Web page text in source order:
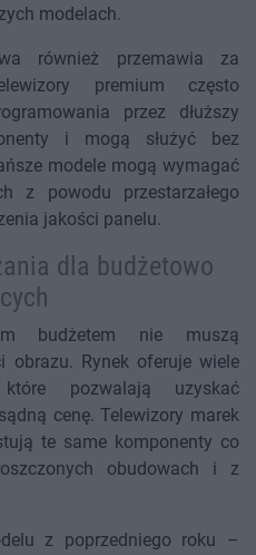
modelach.
również przemawia za
premium często
przez dłuższy
i mogą służyć bez
modele mogą wymagać
z powodu przestarzałego
jakości panelu.
dla budżetowo
budżetem nie muszą
obrazu. Rynek oferuje wiele
pozwalają uzyskać
cenę. Telewizory marek
te same komponenty co
obudowach i z
z poprzedniego roku –